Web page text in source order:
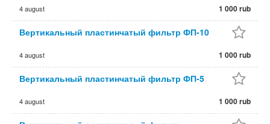
4 august 1 000 rub
Вертикальный пластинчатый фильтр ФП-10
4 august 1 000 rub
Вертикальный пластинчатый фильтр ФП-5
4 august 1 000 rub